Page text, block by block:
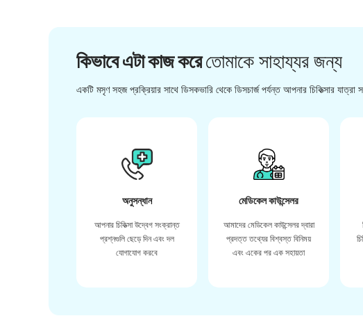
কিভাবে এটা কাজ করেতোমাকে সাহায্যর জন্য
একটি মসৃণ সহজ প্রক্রিয়ার সাথে ডিসকভারি থেকে ডিসচার্জ পর্যন্ত আপনার চিকিত্সার
অনুসন্ধান
আপনার চিকিত্সা উদ্বেগ সংক্রান্ত
প্রশ্নগুলি ছেড়ে দিন এবং দল
যোগাযোগ করবে
মেডিকেল কাউন্সেলর
আমাদের মেডিকেল কাউন্সেলর দ্বারা
প্রদত্ত তথ্যের বিশ্বস্ত বিনিময়
এবং একের পর এক সহায়তা